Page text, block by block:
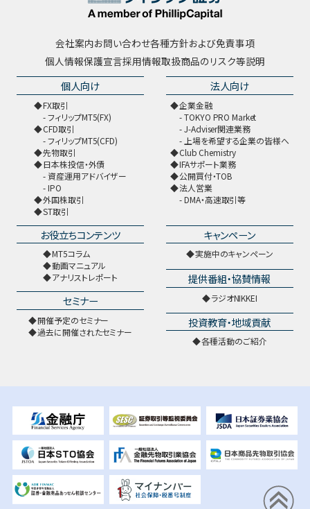
会社案内お問い合わせ各種方針および免責事項
個人情報保護宣言採用情報取扱商品のリスク等説明
個人向け
FX取引
フィリップMT5(FX)
CFD取引
フィリップMT5(CFD)
先物取引
日本株投信・外債
資産運用アドバイザー
IPO
外国株取引
ST取引
法人向け
企業金融
TOKYO PRO Market
J-Adviser関連業務
上場を希望する企業の皆様へ
Club Chemistry
IFAサポート業務
公開買付・TOB
法人営業
DMA・高速取引等
お役立ちコンテンツ
MT5コラム
動画マニュアル
アナリストレポート
セミナー
開催予定のセミナー
過去に開催されたセミナー
キャンペーン
実施中のキャンペーン
提供番組・協賛情報
ラジオNIKKEI
投資教育・地域貢献
各種活動のご紹介